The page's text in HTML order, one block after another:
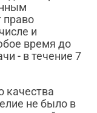
право
и
время до
- в течение 7
качества
не было в